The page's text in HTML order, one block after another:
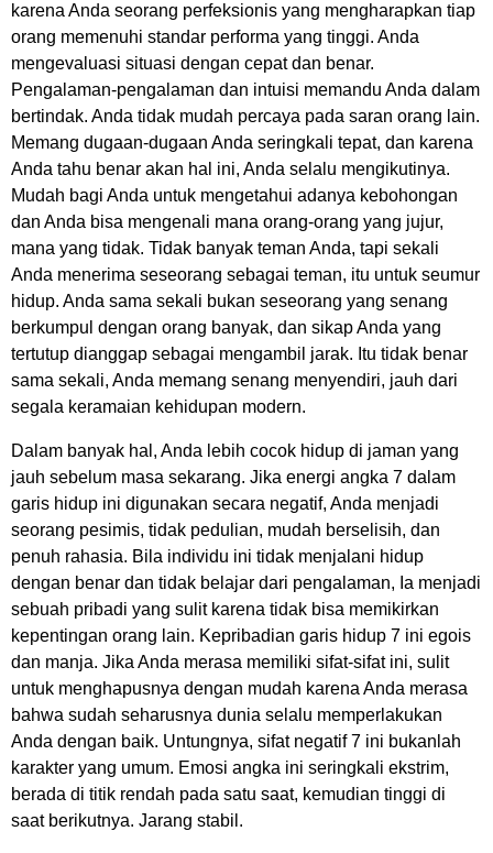
karena Anda seorang perfeksionis yang mengharapkan tiap
orang memenuhi standar performa yang tinggi. Anda
mengevaluasi situasi dengan cepat dan benar.
Pengalaman-pengalaman dan intuisi memandu Anda dalam
bertindak. Anda tidak mudah percaya pada saran orang lain.
Memang dugaan-dugaan Anda seringkali tepat, dan karena
Anda tahu benar akan hal ini, Anda selalu mengikutinya.
Mudah bagi Anda untuk mengetahui adanya kebohongan
dan Anda bisa mengenali mana orang-orang yang jujur,
mana yang tidak. Tidak banyak teman Anda, tapi sekali
Anda menerima seseorang sebagai teman, itu untuk seumur
hidup. Anda sama sekali bukan seseorang yang senang
berkumpul dengan orang banyak, dan sikap Anda yang
tertutup dianggap sebagai mengambil jarak. Itu tidak benar
sama sekali, Anda memang senang menyendiri, jauh dari
segala keramaian kehidupan modern.
Dalam banyak hal, Anda lebih cocok hidup di jaman yang
jauh sebelum masa sekarang. Jika energi angka 7 dalam
garis hidup ini digunakan secara negatif, Anda menjadi
seorang pesimis, tidak pedulian, mudah berselisih, dan
penuh rahasia. Bila individu ini tidak menjalani hidup
dengan benar dan tidak belajar dari pengalaman, Ia menjadi
sebuah pribadi yang sulit karena tidak bisa memikirkan
kepentingan orang lain. Kepribadian garis hidup 7 ini egois
dan manja. Jika Anda merasa memiliki sifat-sifat ini, sulit
untuk menghapusnya dengan mudah karena Anda merasa
bahwa sudah seharusnya dunia selalu memperlakukan
Anda dengan baik. Untungnya, sifat negatif 7 ini bukanlah
karakter yang umum. Emosi angka ini seringkali ekstrim,
berada di titik rendah pada satu saat, kemudian tinggi di
saat berikutnya. Jarang stabil.